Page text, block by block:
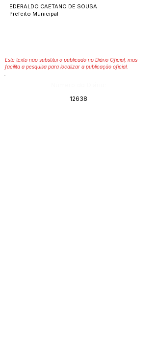
EDERALDO CAETANO DE SOUSA
Prefeito Municipal
Este texto não substitui o publicado no Diário Oficial, mas
facilita a pesquisa para localizar a publicação oficial.
12638